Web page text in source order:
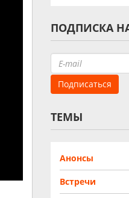
ПОДПИСКА
ТЕМЫ
Анонсы
Встречи